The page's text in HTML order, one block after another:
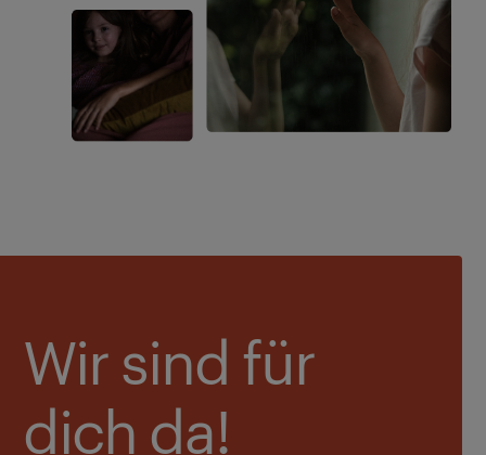
Wir sind für
dich da!